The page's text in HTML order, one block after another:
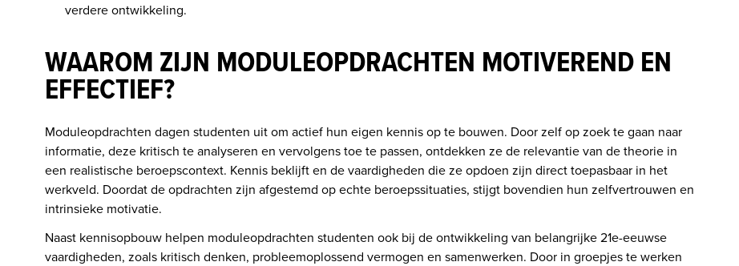
verdere ontwikkeling.
WAAROM ZIJN MODULEOPDRACHTEN MOTIVEREND EN
EFFECTIEF?
Moduleopdrachten dagen studenten uit om actief hun eigen kennis op te bouwen. Door zelf op zoek te gaan naar
informatie, deze kritisch te analyseren en vervolgens toe te passen, ontdekken ze de relevantie van de theorie in
een realistische beroepscontext. Kennis beklijft en de vaardigheden die ze opdoen zijn direct toepasbaar in het
werkveld. Doordat de opdrachten zijn afgestemd op echte beroepssituaties, stijgt bovendien hun zelfvertrouwen en
intrinsieke motivatie.
Naast kennisopbouw helpen moduleopdrachten studenten ook bij de ontwikkeling van belangrijke 21e-eeuwse
vaardigheden, zoals kritisch denken, probleemoplossend vermogen en samenwerken. Door in groepjes te werken